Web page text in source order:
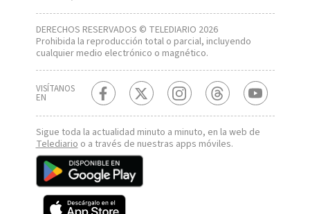
DERECHOS RESERVADOS © TELEDIARIO 2026
Prohibida la reproducción total o parcial, incluyendo
cualquier medio electrónico o magnético.
VISÍTANOS
EN
Sigue toda la actualidad minuto a minuto, en la web de
Telediarioo a través de nuestras apps móviles.